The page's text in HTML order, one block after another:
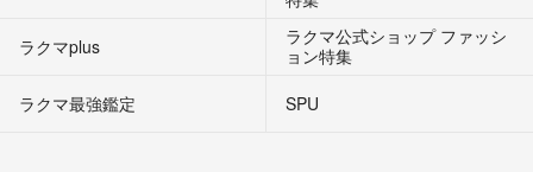
ラクマplus
ラクマ公式ショップ ファッシ
ョン特集
ラクマ最強鑑定
SPU